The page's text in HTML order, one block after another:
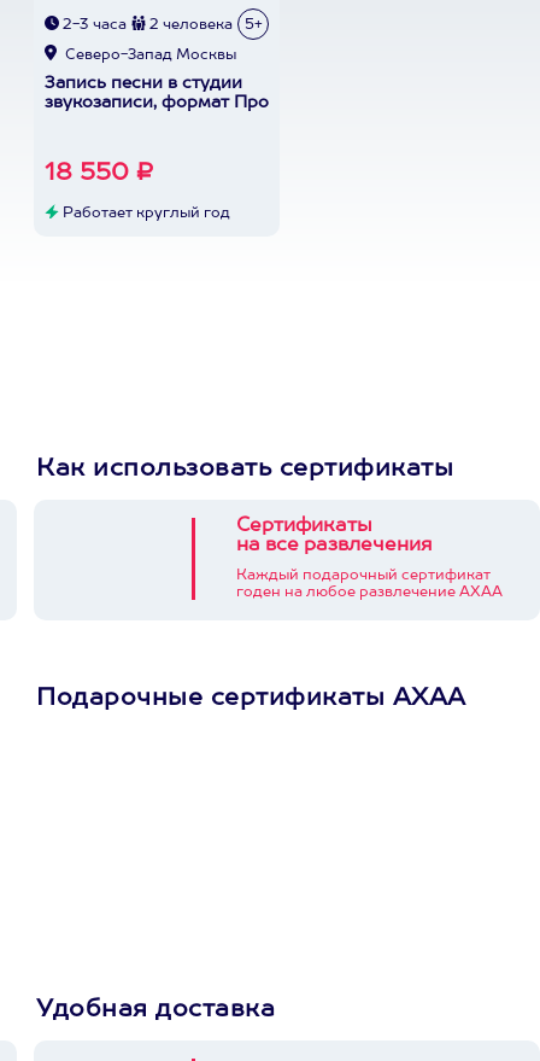
2-3 часа 2 человека 5+
Северо-Запад Москвы
Запись песни в студии
звукозаписи, формат Про
18 550 ₽
Работает круглый год
Как использовать сертификаты
Сертификаты
на все развлечения
Каждый подарочный сертификат
годен на любое развлечение АХАА
Подарочные сертификаты АХАА
Удобная доставка